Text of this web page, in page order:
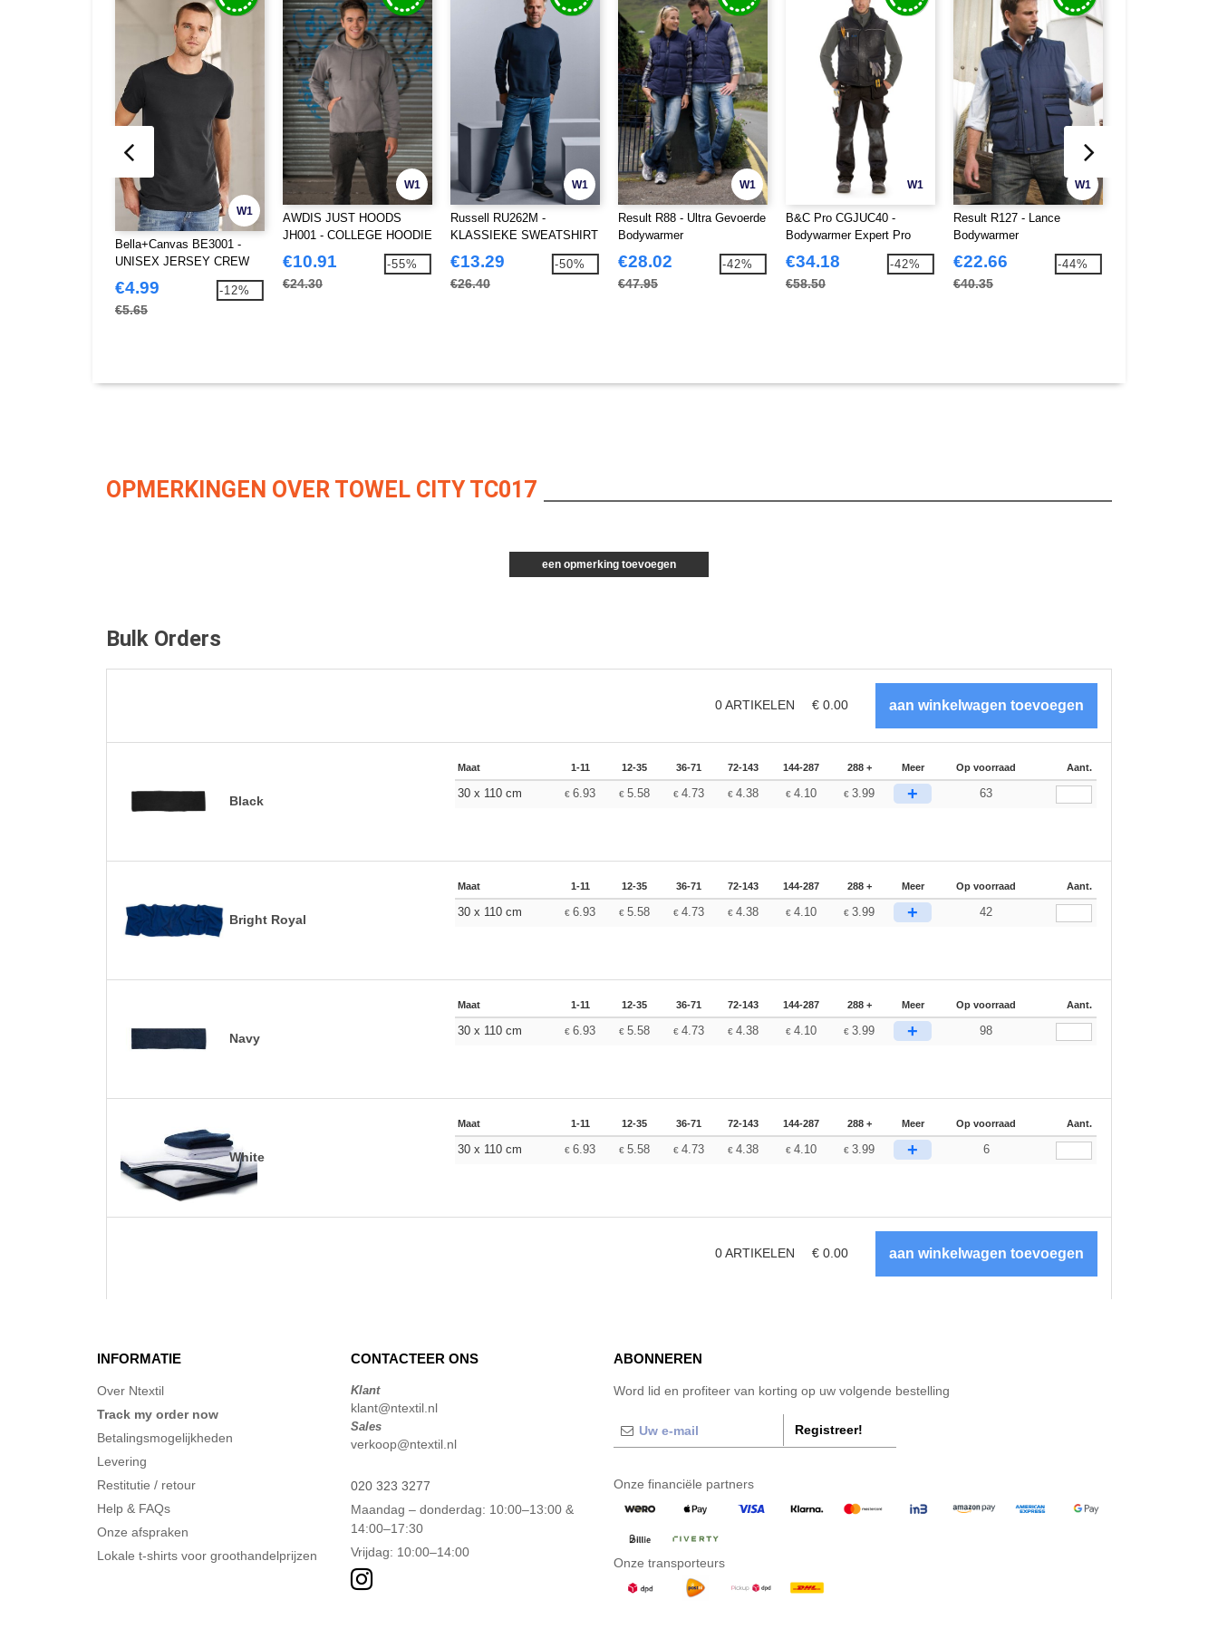
W1
Bella+Canvas BE3001 -
UNISEX JERSEY CREW
€4.99
€5.65
-12%
W1
AWDIS JUST HOODS
JH001 - COLLEGE HOODIE
€10.91
€24.30
-55%
W1
Russell RU262M -
KLASSIEKE SWEATSHIRT
MOUWEN
€13.29
€26.40
-50%
W1
Result R88 - Ultra Gevoerde
Bodywarmer
€28.02
€47.95
-42%
W1
B&C Pro CGJUC40 -
Bodywarmer Expert Pro
€34.18
€58.50
-42%
W1
Result R127 - Lance
Bodywarmer
€22.66
€40.35
-44%
OPMERKINGEN OVER TOWEL CITY TC017
een opmerking toevoegen
Bulk Orders
0ARTIKELEN € 0.00
Black
Maat 1-11 12-35 36-71 72-143 144-287 288 + Meer Op voorraad Aant.
30 x 110 cm €6.93 €5.58 €4.73 €4.38 €4.10 €3.99 + 63
Bright Royal
Maat 1-11 12-35 36-71 72-143 144-287 288 + Meer Op voorraad Aant.
30 x 110 cm €6.93 €5.58 €4.73 €4.38 €4.10 €3.99 + 42
Navy
Maat 1-11 12-35 36-71 72-143 144-287 288 + Meer Op voorraad Aant.
30 x 110 cm €6.93 €5.58 €4.73 €4.38 €4.10 €3.99 + 98
White
Maat 1-11 12-35 36-71 72-143 144-287 288 + Meer Op voorraad Aant.
30 x 110 cm €6.93 €5.58 €4.73 €4.38 €4.10 €3.99 + 6
0ARTIKELEN € 0.00
INFORMATIE
Over Ntextil
Track my order now
Betalingsmogelijkheden
Levering
Restitutie / retour
Help & FAQs
Onze afspraken
Lokale t-shirts voor groothandelprijzen
CONTACTEER ONS
Klant
klant@ntextil.nl
Sales
verkoop@ntextil.nl
020 323 3277
Maandag – donderdag: 10:00–13:00 &
14:00–17:30
Vrijdag: 10:00–14:00
ABONNEREN
Word lid en profiteer van korting op uw volgende bestelling
Registreer!
Onze financiële partners
Onze transporteurs